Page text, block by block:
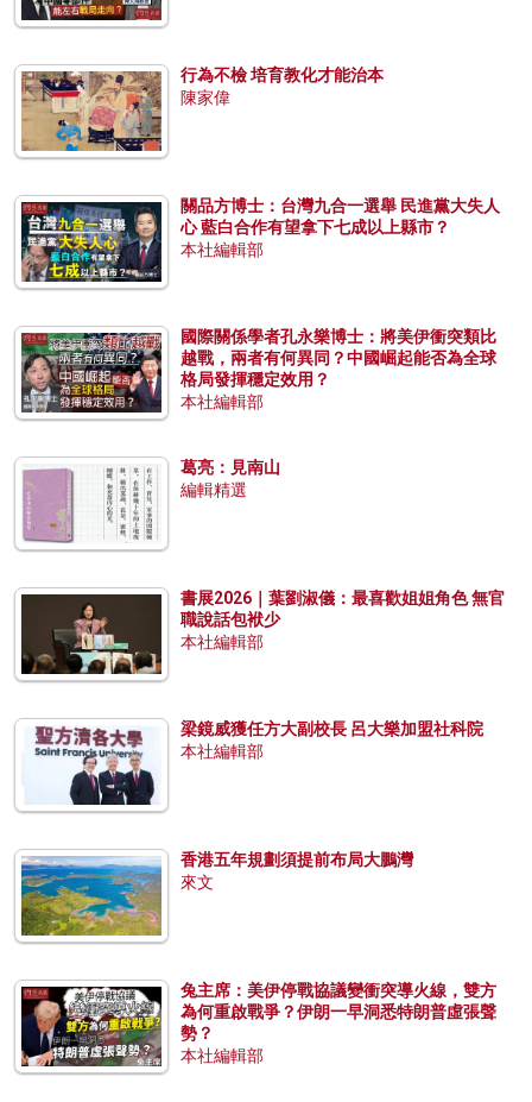
行為不檢 培育教化才能治本
陳家偉
關品方博士：台灣九合一選舉 民進黨大失人
心 藍白合作有望拿下七成以上縣市？
本社編輯部
國際關係學者孔永樂博士：將美伊衝突類比
越戰，兩者有何異同？中國崛起能否為全球
格局發揮穩定效用？
本社編輯部
葛亮：見南山
編輯精選
書展2026｜葉劉淑儀：最喜歡姐姐角色 無官
職說話包袱少
本社編輯部
梁鏡威獲任方大副校長 呂大樂加盟社科院
本社編輯部
香港五年規劃須提前布局大鵬灣
來文
兔主席：美伊停戰協議變衝突導火線，雙方
為何重啟戰爭？伊朗一早洞悉特朗普虛張聲
勢？
本社編輯部